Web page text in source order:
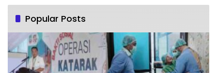
Popular Posts